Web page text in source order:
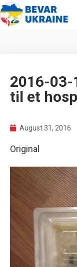
2016-
til et
August 31, 2016
Original